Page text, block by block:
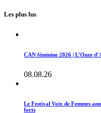
Les plus lus
CAN féminine 2026 | L’Onze
08.08.26
Le Festival Voix de Femmes
forts